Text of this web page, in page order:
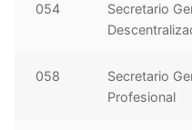
054
Secretario
058
Secretario
Profesional